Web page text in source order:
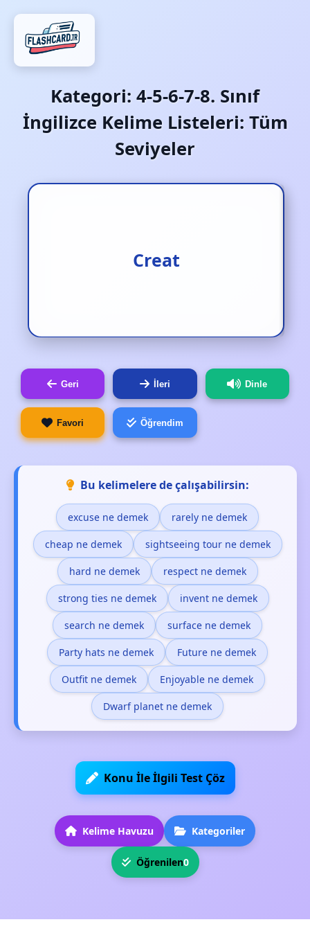
Kategori: 4-5-6-7-8. Sınıf
İngilizce Kelime Listeleri: Tüm
Seviyeler
Creat
getirmek
Geri İleri Dinle
Favori Öğrendim
Bu kelimelere de çalışabilirsin:
excuse ne demek rarely ne demek
cheap ne demek sightseeing tour ne demek
hard ne demek respect ne demek
strong ties ne demek invent ne demek
search ne demek surface ne demek
Party hats ne demek Future ne demek
Outfit ne demek Enjoyable ne demek
Dwarf planet ne demek
Konu İle İlgili Test Çöz
Kelime Havuzu Kategoriler
Öğrenilen0